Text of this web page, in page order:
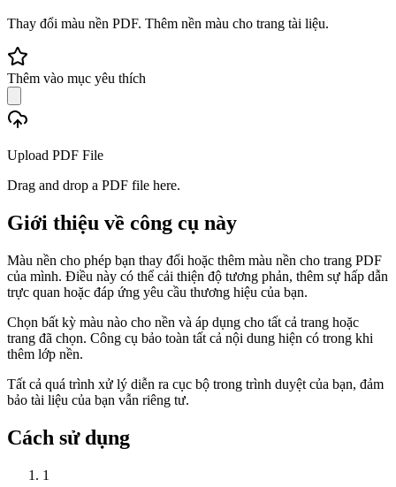
Thay đổi màu nền PDF. Thêm nền màu cho trang tài liệu.
Thêm vào mục yêu thích
Upload PDF File
Drag and drop a PDF file here.
Giới thiệu về công cụ này
Màu nền cho phép bạn thay đổi hoặc thêm màu nền cho trang PDF
của mình. Điều này có thể cải thiện độ tương phản, thêm sự hấp dẫn
trực quan hoặc đáp ứng yêu cầu thương hiệu của bạn.
Chọn bất kỳ màu nào cho nền và áp dụng cho tất cả trang hoặc
trang đã chọn. Công cụ bảo toàn tất cả nội dung hiện có trong khi
thêm lớp nền.
Tất cả quá trình xử lý diễn ra cục bộ trong trình duyệt của bạn, đảm
bảo tài liệu của bạn vẫn riêng tư.
Cách sử dụng
1